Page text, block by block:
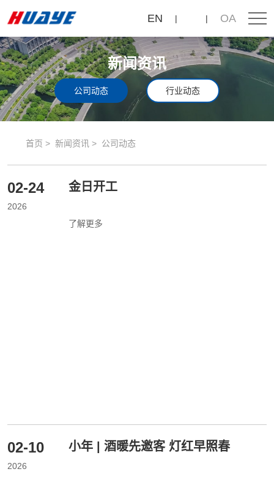
EN OA
公
司
动
态
新闻资讯
公司动态 行业动态
首页 新闻资讯 公司动态
02-24
2026
金日开工
了解更多
02-10
2026
小年 | 酒暖先邀客 灯红早照春